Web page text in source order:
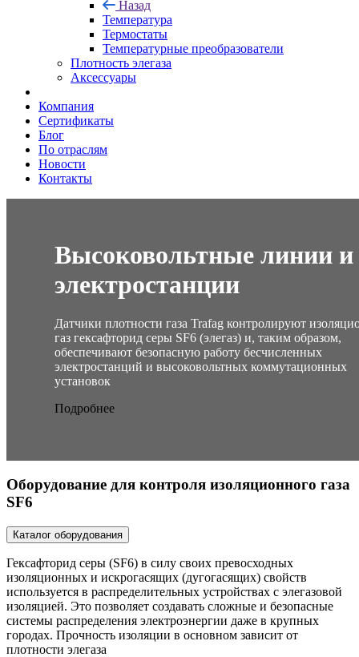
Назад
Температура
Термостаты
Температурные преобразователи
Плотность элегаза
Аксессуары
Компания
Сертификаты
Блог
По отраслям
Новости
Контакты
Высоковольтные линии и
электростанции
Датчики плотности газа Trafag контролируют
газ гексафторид серы SF6 (элегаз) и, таким образом,
обеспечивают безопасную работу бесчисленных
электростанций и высоковольтных коммутационных
установок
Подробнее
Оборудование для контроля изоляционного газа
SF6
Каталог оборудования
Гексафторид серы (SF6) в силу своих превосходных
изоляционных и искрогасящих (дугогасящих) свойств
используется в распределительных устройствах с элегазовой
изоляцией. Это позволяет создавать сложные и безопасные
системы распределения электроэнергии даже в крупных
городах. Прочность изоляции в основном зависит от
плотности элегаза